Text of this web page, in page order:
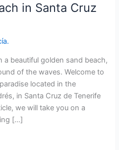
in Santa Cruz
a beautiful golden sand beach,
of the waves. Welcome to
located in the
in Santa Cruz de Tenerife
we will take you on a
[…]